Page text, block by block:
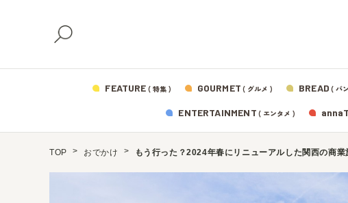
FEATURE ( 特集 ) GOURMET ( グルメ ) BREAD ( パ
ENTERTAINMENT ( エンタメ )
TOP おでかけ もう行った？2024年春にリニューアルした関西の商業